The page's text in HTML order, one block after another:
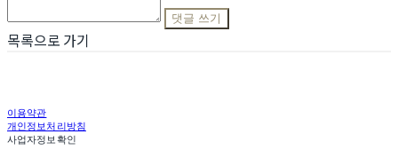
댓글 쓰기
목록으로 가기
이용약관
개인정보처리방침
사업자정보확인